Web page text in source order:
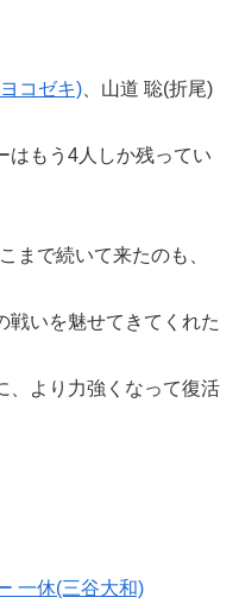
コゼキ) 、山道 聡(折尾)
はもう4人しか残ってい
まで続いて来たのも、
戦いを魅せてきてくれた
、より力強くなって復活
一休(三谷大和)